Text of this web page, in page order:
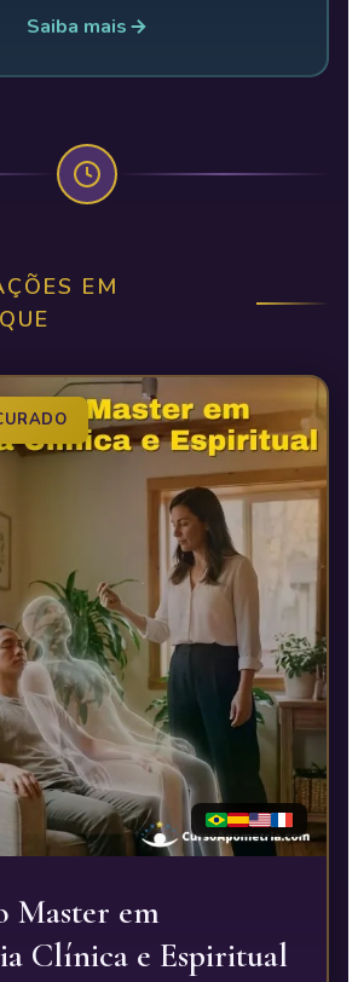
Saiba mais
EM
Master em
Clínica e Espiritual